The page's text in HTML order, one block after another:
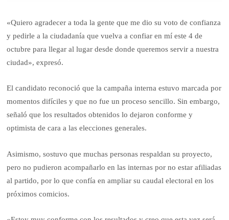
«Quiero agradecer a toda la gente que me dio su voto de confianza
y pedirle a la ciudadanía que vuelva a confiar en mí este 4 de
octubre para llegar al lugar desde donde queremos servir a nuestra
ciudad», expresó.
El candidato reconoció que la campaña interna estuvo marcada por
momentos difíciles y que no fue un proceso sencillo. Sin embargo,
señaló que los resultados obtenidos lo dejaron conforme y
optimista de cara a las elecciones generales.
Asimismo, sostuvo que muchas personas respaldan su proyecto,
pero no pudieron acompañarlo en las internas por no estar afiliadas
al partido, por lo que confía en ampliar su caudal electoral en los
próximos comicios.